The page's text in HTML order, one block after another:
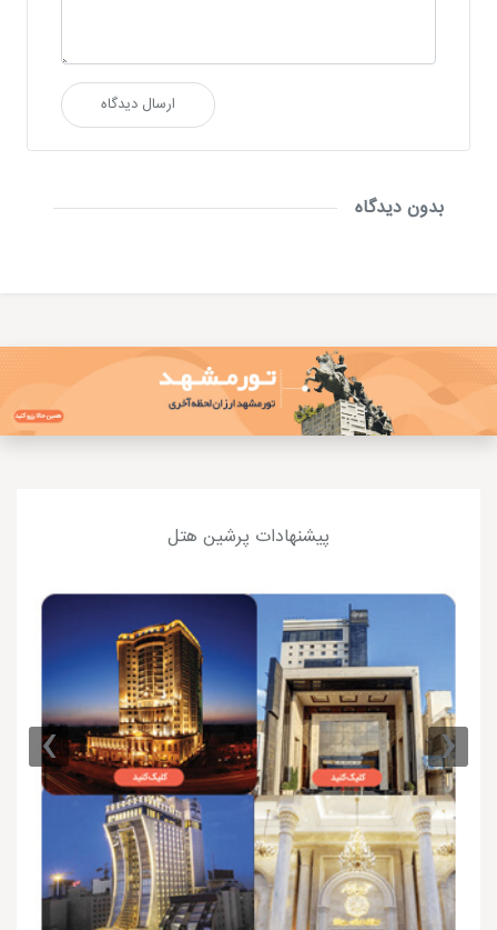
ارسال دیدگاه
بدون دیدگاه
پیشنهادات پرشین هتل
‹
›